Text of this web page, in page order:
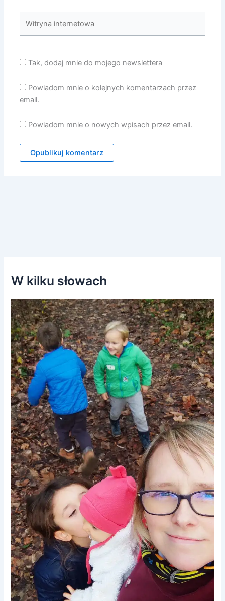
internetowa
Tak, dodaj mnie do mojego newslettera
Powiadom mnie o kolejnych komentarzach przez
email.
Powiadom mnie o nowych wpisach przez email.
W kilku słowach